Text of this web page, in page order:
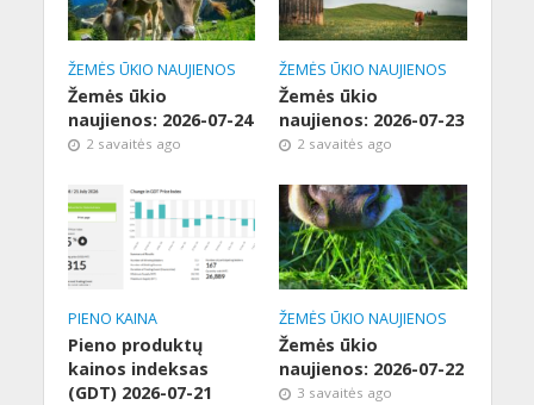
ŽEMĖS ŪKIO NAUJIENOS
Žemės ūkio
naujienos: 2026-07-24
2 savaitės ago
ŽEMĖS ŪKIO NAUJIENOS
Žemės ūkio
naujienos: 2026-07-23
2 savaitės ago
PIENO KAINA
Pieno produktų
kainos indeksas
(GDT) 2026-07-21
ŽEMĖS ŪKIO NAUJIENOS
Žemės ūkio
naujienos: 2026-07-22
3 savaitės ago